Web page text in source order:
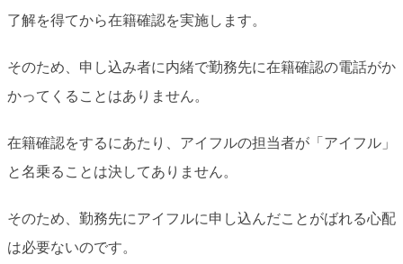
了解を得てから在籍確認を実施します。
そのため、申し込み者に内緒で勤務先に在籍確認の電話がか
かってくることはありません。
在籍確認をするにあたり、アイフルの担当者が「アイフル」
と名乗ることは決してありません。
そのため、勤務先にアイフルに申し込んだことがばれる心配
は必要ないのです。